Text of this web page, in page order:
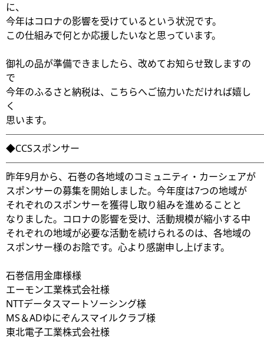
に、
今年はコロナの影響を受けているという状況です。
この仕組みで何とか応援したいなと思っています。
御礼の品が準備できましたら、改めてお知らせ致しますの
で
今年のふるさと納税は、こちらへご協力いただければ嬉し
く
思います。
◆CCSスポンサー
昨年9月から、石巻の各地域のコミュニティ・カーシェアが
スポンサーの募集を開始しました。今年度は7つの地域が
それぞれのスポンサーを獲得し取り組みを進めることと
なりました。コロナの影響を受け、活動規模が縮小する中
それぞれの地域が必要な活動を続けられるのは、各地域の
スポンサー様のお陰です。心より感謝申し上げます。
石巻信用金庫様様
エーモン工業株式会社様
NTTデータスマートソーシング様
MS＆ADゆにぞんスマイルクラブ様
東北電子工業株式会社様